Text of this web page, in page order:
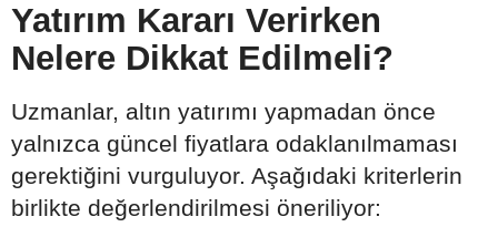
Yatırım Kararı Verirken
Nelere Dikkat Edilmeli?
Uzmanlar, altın yatırımı yapmadan önce
yalnızca güncel fiyatlara odaklanılmaması
gerektiğini vurguluyor. Aşağıdaki kriterlerin
birlikte değerlendirilmesi öneriliyor: